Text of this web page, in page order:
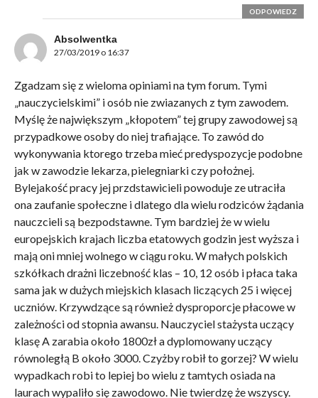
ODPOWIEDZ
Absolwentka
27/03/2019 o 16:37
Zgadzam się z wieloma opiniami na tym forum. Tymi
„nauczycielskimi” i osób nie zwiazanych z tym zawodem.
Myślę że największym „kłopotem” tej grupy zawodowej są
przypadkowe osoby do niej trafiające. To zawód do
wykonywania ktorego trzeba mieć predyspozycje podobne
jak w zawodzie lekarza, pielegniarki czy położnej.
Bylejakość pracy jej przdstawicieli powoduje ze utraciła
ona zaufanie społeczne i dlatego dla wielu rodziców żądania
nauczcieli są bezpodstawne. Tym bardziej że w wielu
europejskich krajach liczba etatowych godzin jest wyższa i
mają oni mniej wolnego w ciągu roku. W małych polskich
szkółkach drażni liczebność klas – 10, 12 osób i płaca taka
sama jak w dużych miejskich klasach liczących 25 i więcej
uczniów. Krzywdzące są również dysproporcje płacowe w
zależności od stopnia awansu. Nauczyciel stażysta uczący
klasę A zarabia około 1800zł a dyplomowany uczący
równoległą B około 3000. Czyżby robił to gorzej? W wielu
wypadkach robi to lepiej bo wielu z tamtych osiada na
laurach wypaliło się zawodowo. Nie twierdzę że wszyscy.